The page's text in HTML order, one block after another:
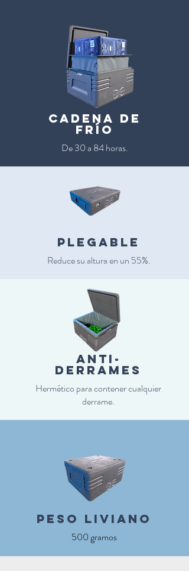
cadena de
frío
De 30 a 84 horas.
plegable
Reduce su altura en un 55%.
anti-
derrameS
Hermético para contener cualquier
derrame.
peso LIVIANO
500 gramos